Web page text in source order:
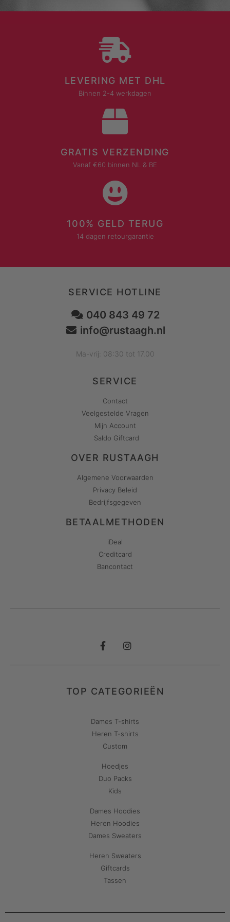
LEVERING MET DHL
Binnen 2-4 werkdagen
GRATIS VERZENDING
Vanaf €60 binnen NL & BE
100% GELD TERUG
14 dagen retourgarantie
SERVICE HOTLINE
040 843 49 72
info@rustaagh.nl
Ma-vrij: 08:30 tot 17.00
SERVICE
Contact
Veelgestelde Vragen
Mijn Account
Saldo Giftcard
OVER RUSTAAGH
Algemene Voorwaarden
Privacy Beleid
Bedrijfsgegeven
BETAALMETHODEN
iDeal
Creditcard
Bancontact
TOP CATEGORIEËN
Dames T-shirts
Heren T-shirts
Custom
Hoedjes
Duo Packs
Kids
Dames Hoodies
Heren Hoodies
Dames Sweaters
Heren Sweaters
Giftcards
Tassen